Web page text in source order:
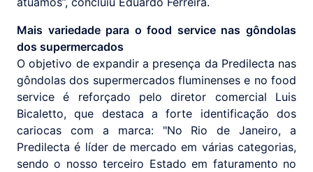
Mais variedade para o food service nas gôndolas
dos supermercados
O objetivo de expandir a presença da Predilecta nas
gôndolas dos supermercados fluminenses e no food
service é reforçado pelo diretor comercial Luis
Bicaletto, que destaca a forte identificação dos
cariocas com a marca: "No Rio de Janeiro, a
Predilecta é líder de mercado em várias categorias,
sendo o nosso terceiro Estado em faturamento no